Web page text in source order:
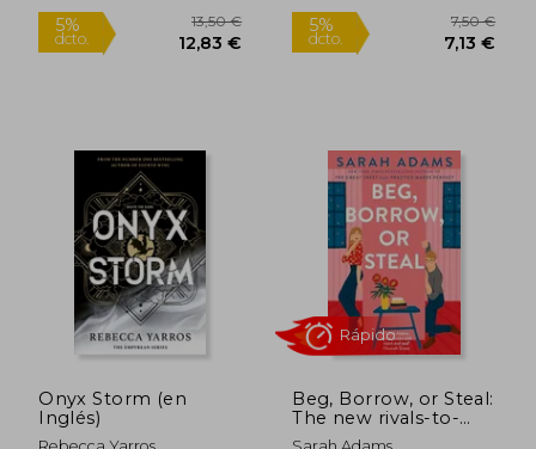
5%
dcto. 12,83 €
5%
dcto.
Onyx Storm (en
Inglés)
Beg, Borrow, or Steal:
The new rivals-to-
lovers romance by